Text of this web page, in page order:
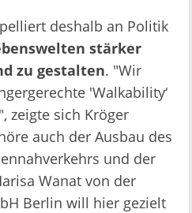
deshalb an Politik
stärker
zu gestalten. "Wir
'Walkability‘
zeigte sich Kröger
auch der Ausbau des
und der
Wanat von der
Berlin will hier gezielt